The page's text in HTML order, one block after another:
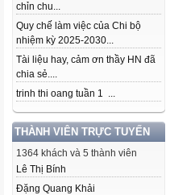
chỉn chu...
Quy chế làm việc của Chi bộ
nhiệm kỳ 2025-2030...
Tài liệu hay, cảm ơn thầy HN đã
chia sẻ....
trinh thi oang tuần 1 ...
THÀNH VIÊN TRỰC TUYẾN
1364 khách và 5 thành viên
Lê Thị Bính
Đặng Quang Khải